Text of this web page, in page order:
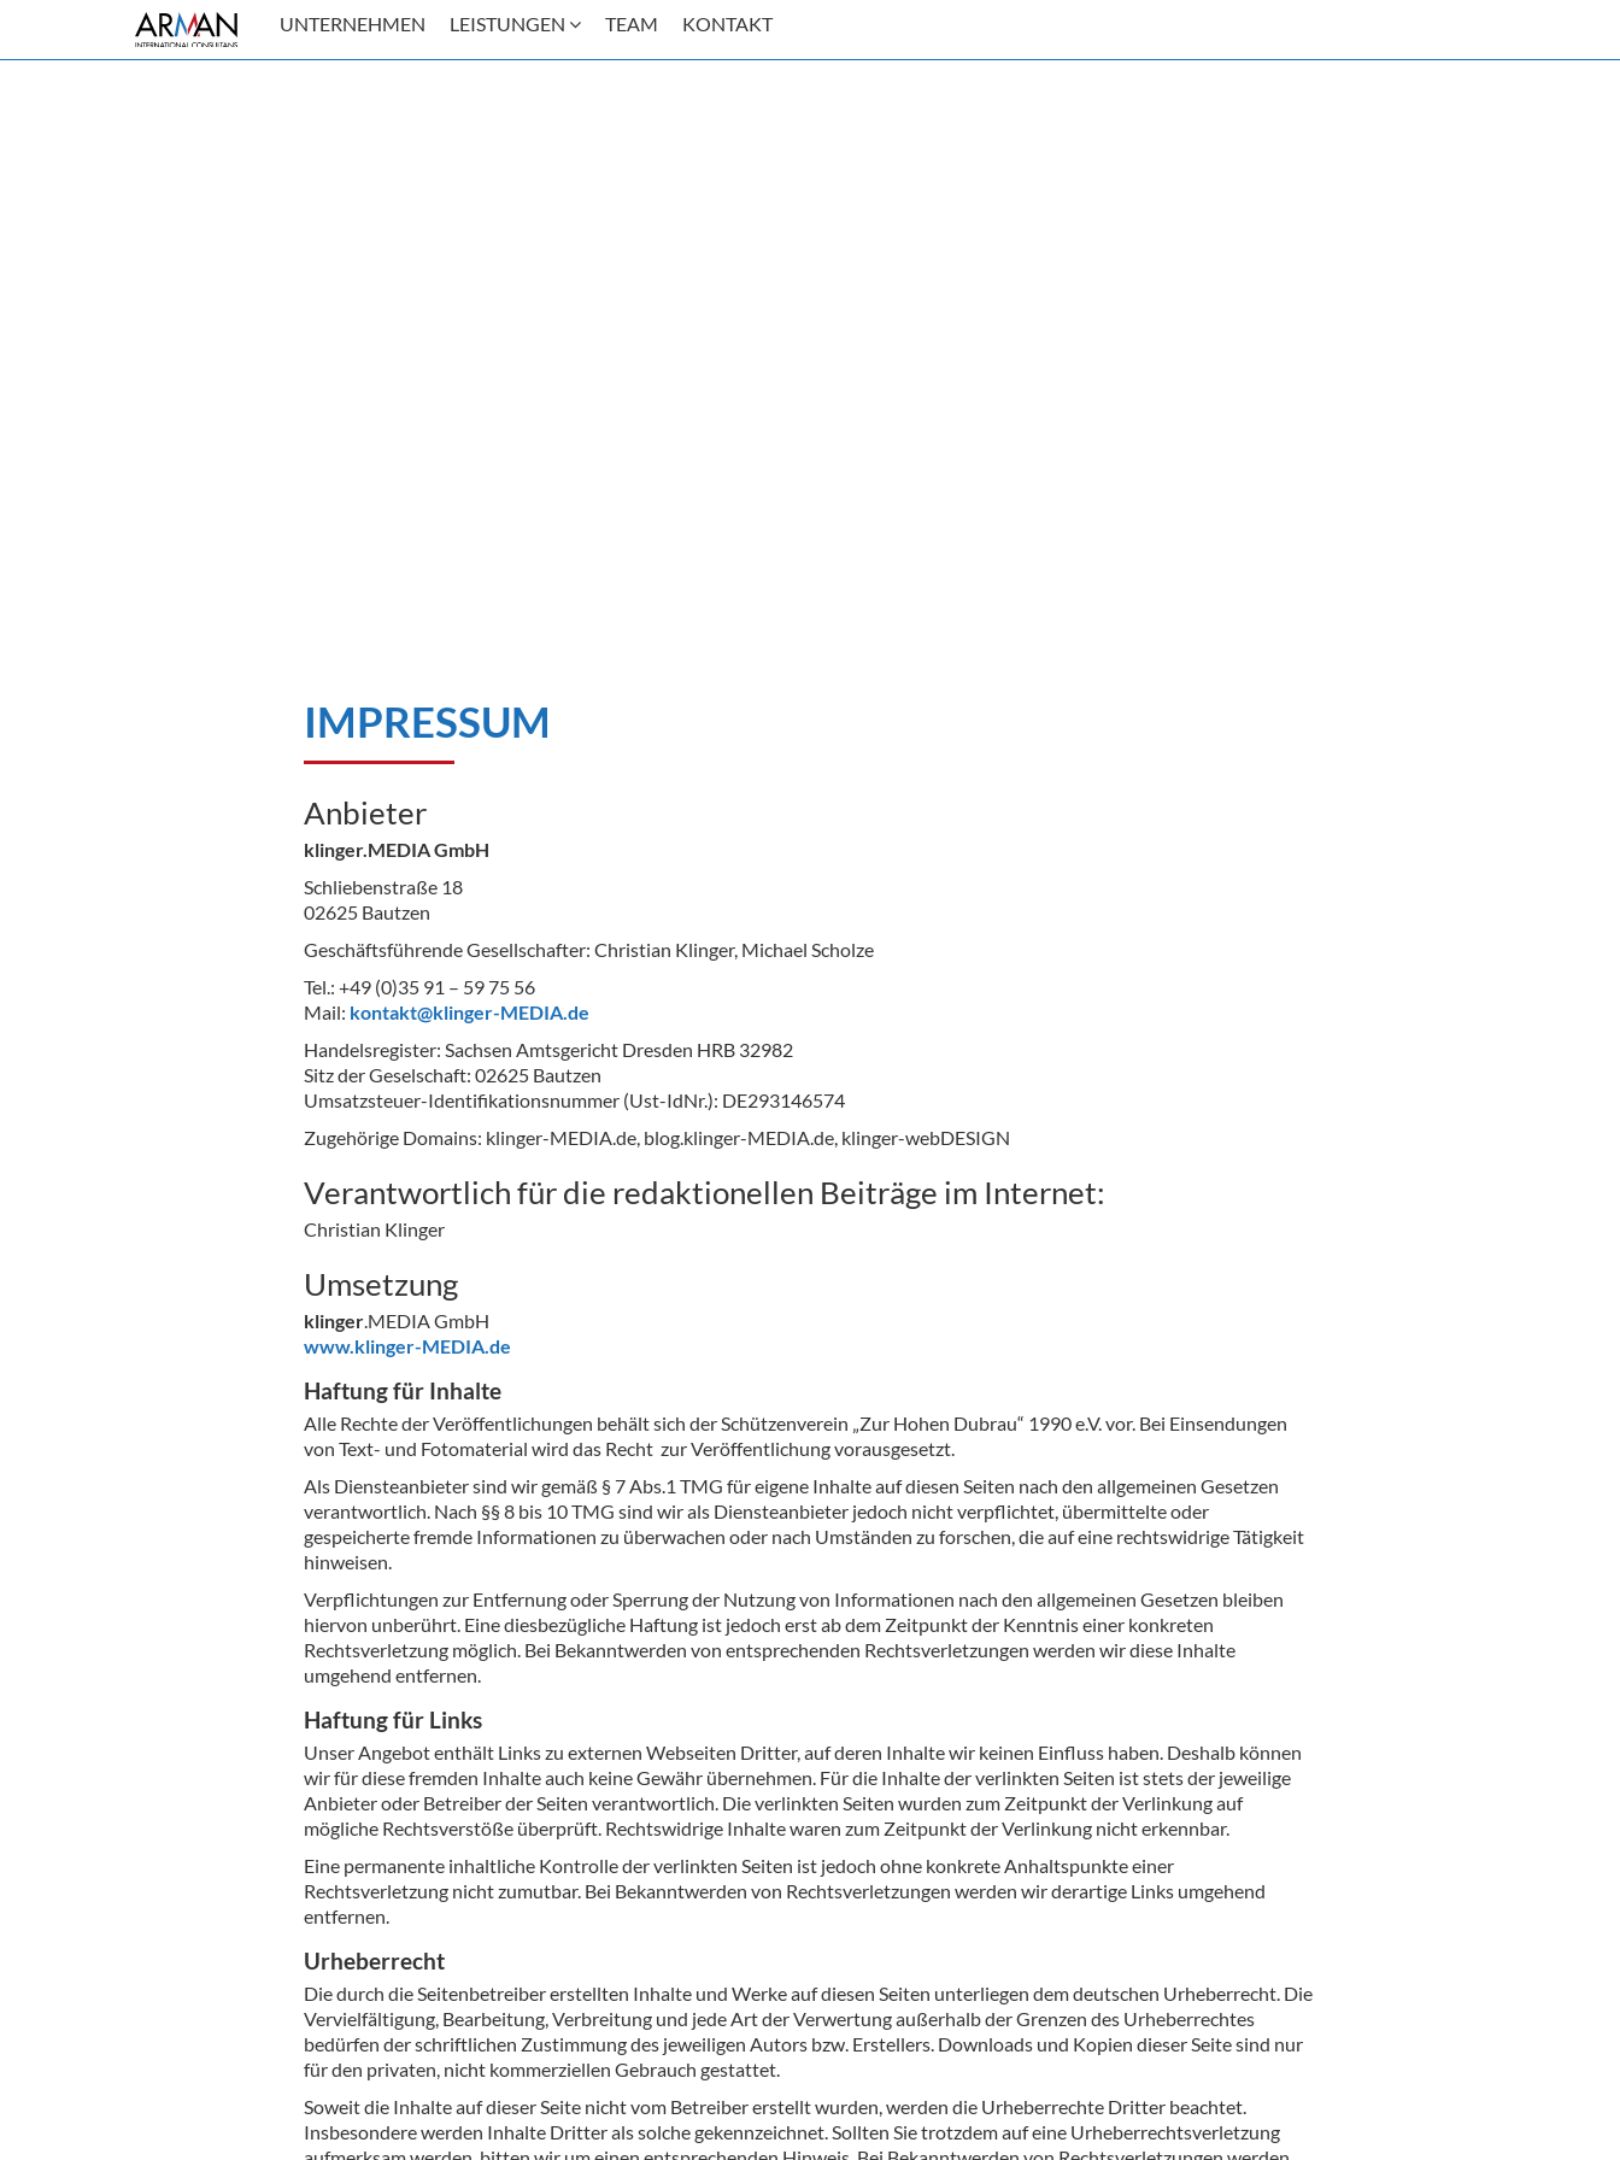
UNTERNEHMEN LEISTUNGEN TEAM KONTAKT
IMPRESSUM
Anbieter
klinger.MEDIA GmbH
Schliebenstraße 18
02625 Bautzen
Geschäftsführende Gesellschafter: Christian Klinger, Michael Scholze
Tel.: +49 (0)35 91 – 59 75 56
Mail: kontakt@klinger-MEDIA.de
Handelsregister: Sachsen Amtsgericht Dresden HRB 32982
Sitz der Geselschaft: 02625 Bautzen
Umsatzsteuer-Identifikationsnummer (Ust-IdNr.): DE293146574
Zugehörige Domains: klinger-MEDIA.de, blog.klinger-MEDIA.de, klinger-webDESIGN
Verantwortlich für die redaktionellen Beiträge im Internet:
Christian Klinger
Umsetzung
klinger.MEDIA GmbH
www.klinger-MEDIA.de
Haftung für Inhalte
Alle Rechte der Veröffentlichungen behält sich der Schützenverein „Zur Hohen Dubrau“ 1990 e.V. vor. Bei Einsendungen
von Text- und Fotomaterial wird das Recht zur Veröffentlichung vorausgesetzt.
Als Diensteanbieter sind wir gemäß § 7 Abs.1 TMG für eigene Inhalte auf diesen Seiten nach den allgemeinen Gesetzen
verantwortlich. Nach §§ 8 bis 10 TMG sind wir als Diensteanbieter jedoch nicht verpflichtet, übermittelte oder
gespeicherte fremde Informationen zu überwachen oder nach Umständen zu forschen, die auf eine rechtswidrige Tätigkeit
hinweisen.
Verpflichtungen zur Entfernung oder Sperrung der Nutzung von Informationen nach den allgemeinen Gesetzen bleiben
hiervon unberührt. Eine diesbezügliche Haftung ist jedoch erst ab dem Zeitpunkt der Kenntnis einer konkreten
Rechtsverletzung möglich. Bei Bekanntwerden von entsprechenden Rechtsverletzungen werden wir diese Inhalte
umgehend entfernen.
Haftung für Links
Unser Angebot enthält Links zu externen Webseiten Dritter, auf deren Inhalte wir keinen Einfluss haben. Deshalb können
wir für diese fremden Inhalte auch keine Gewähr übernehmen. Für die Inhalte der verlinkten Seiten ist stets der jeweilige
Anbieter oder Betreiber der Seiten verantwortlich. Die verlinkten Seiten wurden zum Zeitpunkt der Verlinkung auf
mögliche Rechtsverstöße überprüft. Rechtswidrige Inhalte waren zum Zeitpunkt der Verlinkung nicht erkennbar.
Eine permanente inhaltliche Kontrolle der verlinkten Seiten ist jedoch ohne konkrete Anhaltspunkte einer
Rechtsverletzung nicht zumutbar. Bei Bekanntwerden von Rechtsverletzungen werden wir derartige Links umgehend
entfernen.
Urheberrecht
Die durch die Seitenbetreiber erstellten Inhalte und Werke auf diesen Seiten unterliegen dem deutschen Urheberrecht. Die
Vervielfältigung, Bearbeitung, Verbreitung und jede Art der Verwertung außerhalb der Grenzen des Urheberrechtes
bedürfen der schriftlichen Zustimmung des jeweiligen Autors bzw. Erstellers. Downloads und Kopien dieser Seite sind nur
für den privaten, nicht kommerziellen Gebrauch gestattet.
Soweit die Inhalte auf dieser Seite nicht vom Betreiber erstellt wurden, werden die Urheberrechte Dritter beachtet.
Insbesondere werden Inhalte Dritter als solche gekennzeichnet. Sollten Sie trotzdem auf eine Urheberrechtsverletzung